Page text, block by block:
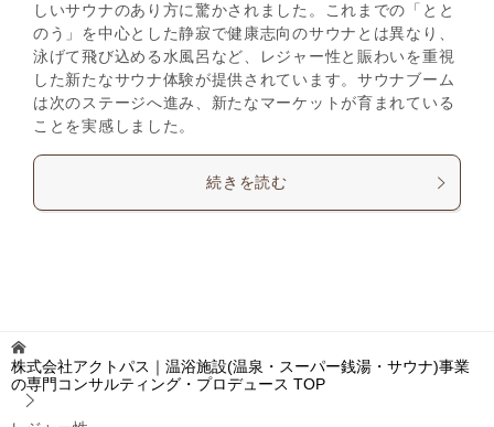
しいサウナのあり方に驚かされました。これまでの「とと
のう」を中心とした静寂で健康志向のサウナとは異なり、
泳げて飛び込める水風呂など、レジャー性と賑わいを重視
した新たなサウナ体験が提供されています。サウナブーム
は次のステージへ進み、新たなマーケットが育まれている
ことを実感しました。
続きを読む
株式会社アクトパス｜温浴施設(温泉・スーパー銭湯・サウナ)事業
の専門コンサルティング・プロデュース TOP